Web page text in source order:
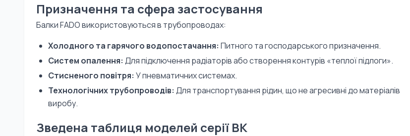
Призначення та сфера застосування
Балки FADO використовуються в трубопроводах:
Холодного та гарячого водопостачання: Питного та господарського призначення.
Систем опалення: Для підключення радіаторів або створення контурів «теплої підлоги».
Стисненого повітря: У пневматичних системах.
Технологічних трубопроводів: Для транспортування рідин, що не агресивні до матеріалів
виробу.
Зведена таблиця моделей серії BK